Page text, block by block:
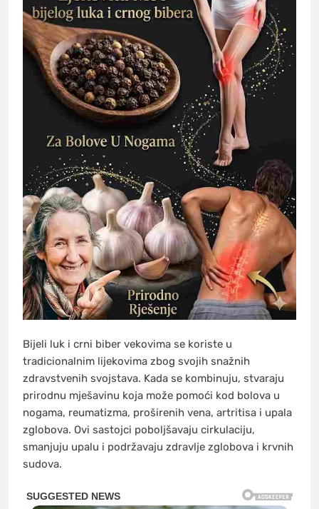
Bijeli luk i crni biber vekovima se koriste u
tradicionalnim lijekovima zbog svojih snažnih
zdravstvenih svojstava. Kada se kombinuju, stvaraju
prirodnu mješavinu koja može pomoći kod bolova u
nogama, reumatizma, proširenih vena, artritisa i upala
zglobova. Ovi sastojci poboljšavaju cirkulaciju,
smanjuju upalu i podržavaju zdravlje zglobova i krvnih
sudova.